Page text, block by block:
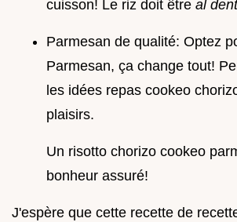
cuisson! Le riz doit être al
Parmesan de qualité: Optez
Parmesan, ça change tout!
les idées repas cookeo
plaisirs.
Un risotto chorizo cookeo
bonheur assuré!
J'espère que cette recette de